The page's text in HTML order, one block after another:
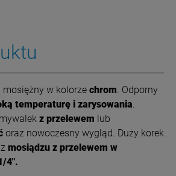
w kolorze chrom. Odporny
temperaturę i zarysowania.
z przelewem lub
oraz nowoczesny wygląd. Duży korek
mosiądzu z przelewem w
4″.